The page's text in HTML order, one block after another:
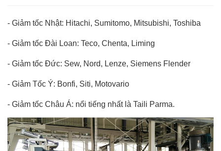
- Giảm tốc Nhật: Hitachi, Sumitomo, Mitsubishi, Toshiba
- Giảm tốc Đài Loan: Teco, Chenta, Liming
- Giảm tốc Đức: Sew, Nord, Lenze, Siemens Flender
- Giảm Tốc Ý: Bonfi, Siti, Motovario
- Giảm tốc Châu Á: nổi tiếng nhất là Taili Parma.